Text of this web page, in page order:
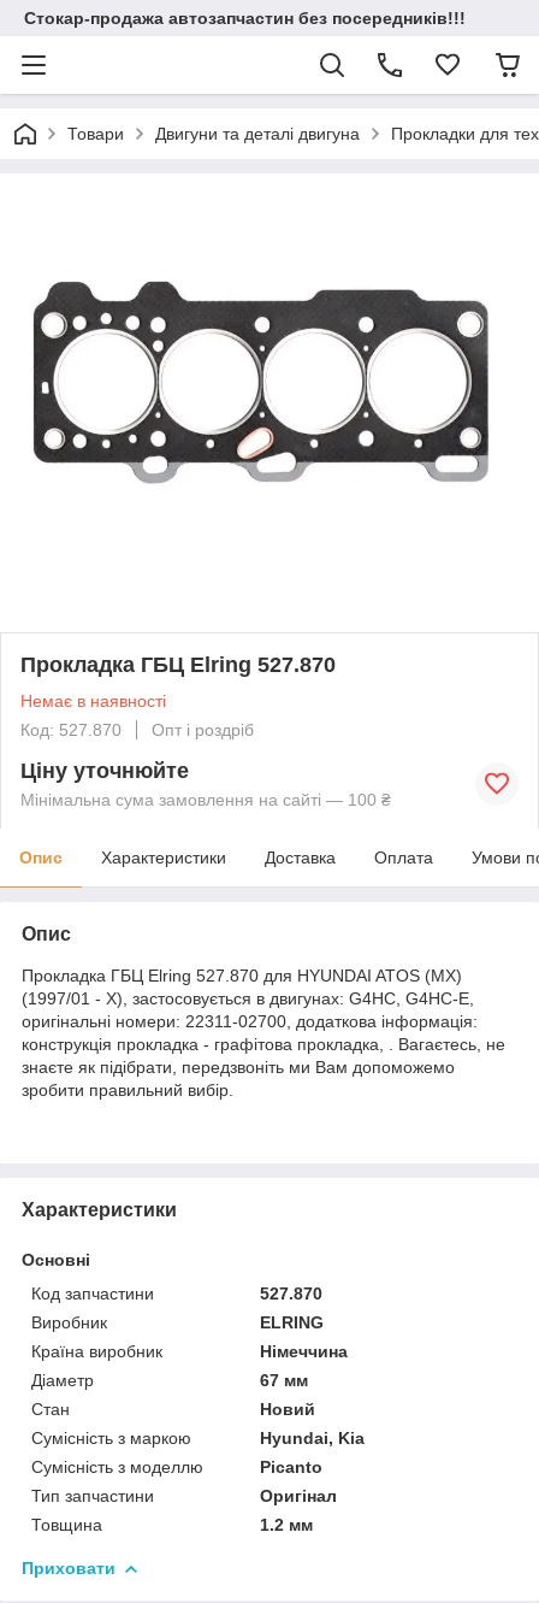
Стокар-продажа автозапчастин без посередників!!!
Товари Двигуни та деталі двигуна Прокладки для
Прокладка ГБЦ Elring 527.870
Немає в наявності
Код: 527.870
Опт і роздріб
Ціну уточнюйте
Мінімальна сума замовлення на сайті — 100 ₴
Опис Характеристики Доставка Оплата Умови
Опис
Прокладка ГБЦ Elring 527.870 для HYUNDAI ATOS (MX)
(1997/01 - X), застосовується в двигунах: G4HC, G4HC-E,
оригінальні номери: 22311-02700, додаткова інформація:
конструкція прокладка - графітова прокладка, . Вагаєтесь, не
знаєте як підібрати, передзвоніть ми Вам допоможемо
зробити правильний вибір.
Характеристики
Основні
Код запчастини
527.870
Виробник
ELRING
Країна виробник
Німеччина
Діаметр
67 мм
Стан
Новий
Сумісність з маркою
Hyundai, Kia
Сумісність з моделлю
Picanto
Тип запчастини
Оригінал
Товщина
1.2 мм
Приховати